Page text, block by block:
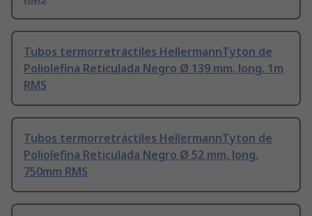
Tubos termorretráctiles HellermannTyton de
Poliolefina Reticulada Negro Ø 139 mm, long. 1m
RMS
Tubos termorretráctiles HellermannTyton de
Poliolefina Reticulada Negro Ø 52 mm, long.
750mm RMS